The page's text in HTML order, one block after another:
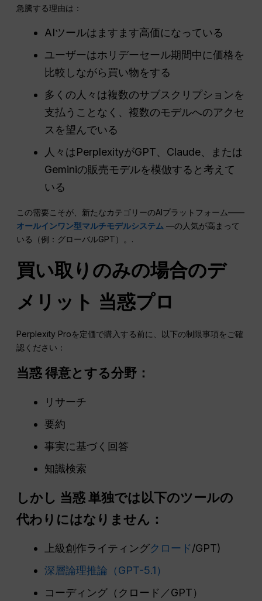
急騰する理由は：
AIツールはますます高価になっている
ユーザーはホリデーセール期間中に価格を
比較しながら買い物をする
多くの人々は複数のサブスクリプションを
支払うことなく、複数のモデルへのアクセ
スを望んでいる
人々はPerplexityがGPT、Claude、または
Geminiの販売モデルを模倣すると考えて
いる
この需要こそが、新たなカテゴリーのAIプラットフォーム——
オールインワン型マルチモデルシステム —の人気が高まって
いる（例：グローバルGPT）。.
買い取りのみの場合のデ
メリット 当惑プロ
Perplexity Proを定価で購入する前に、以下の制限事項をご確
認ください：
当惑得意とする分野：
リサーチ
要約
事実に基づく回答
知識検索
しかし 当惑単独では以下のツールの
代わりにはなりません：
上級創作ライティングクロード/GPT)
深層論理推論（GPT-5.1）
コーディング（クロード／GPT）